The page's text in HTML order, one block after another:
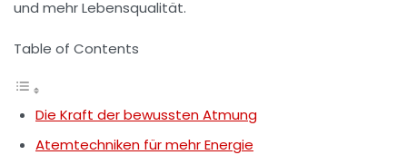
und mehr Lebensqualität.
Table of Contents
Die Kraft der bewussten Atmung
Atemtechniken für mehr Energie